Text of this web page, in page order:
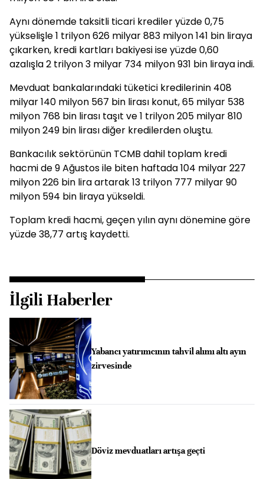
Aynı dönemde taksitli ticari krediler yüzde 0,75
yükselişle 1 trilyon 626 milyar 883 milyon 141 bin liraya
çıkarken, kredi kartları bakiyesi ise yüzde 0,60
azalışla 2 trilyon 3 milyar 734 milyon 931 bin liraya indi.
Mevduat bankalarındaki tüketici kredilerinin 408
milyar 140 milyon 567 bin lirası konut, 65 milyar 538
milyon 768 bin lirası taşıt ve 1 trilyon 205 milyar 810
milyon 249 bin lirası diğer kredilerden oluştu.
Bankacılık sektörünün TCMB dahil toplam kredi
hacmi de 9 Ağustos ile biten haftada 104 milyar 227
milyon 226 bin lira artarak 13 trilyon 777 milyar 90
milyon 594 bin liraya yükseldi.
Toplam kredi hacmi, geçen yılın aynı dönemine göre
yüzde 38,77 artış kaydetti.
İlgili Haberler
Yabancı yatırımcının tahvil alımı altı ayın
zirvesinde
Döviz mevduatları artışa geçti